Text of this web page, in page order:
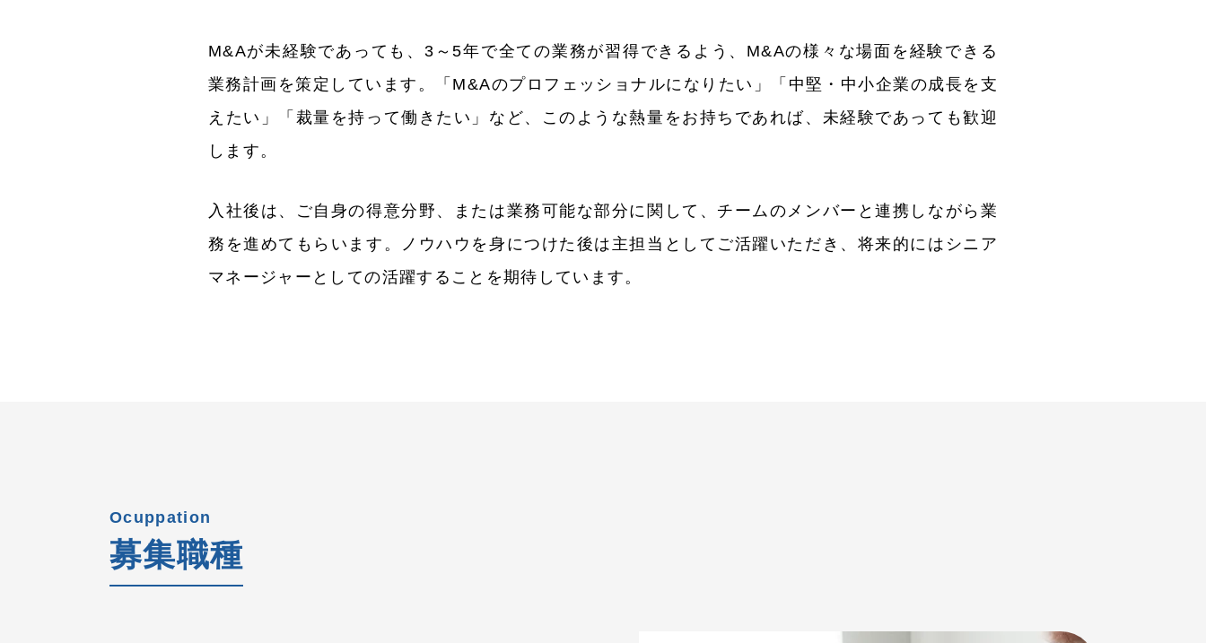
M&Aが未経験であっても、3～5年で全ての業務が習得できるよう、M&Aの様々な場面を経験できる
業務計画を策定しています。「M&Aのプロフェッショナルになりたい」「中堅・中小企業の成長を支
えたい」「裁量を持って働きたい」など、このような熱量をお持ちであれば、未経験であっても歓迎
します。
入社後は、ご自身の得意分野、または業務可能な部分に関して、チームのメンバーと連携しながら業
務を進めてもらいます。ノウハウを身につけた後は主担当としてご活躍いただき、将来的にはシニア
マネージャーとしての活躍することを期待しています。
Ocuppation
募集職種